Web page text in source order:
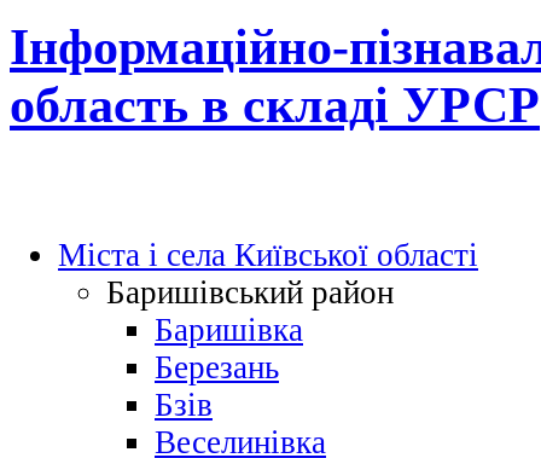
Інформаційно-
область в складі УРСР
Міста і села Київської області
Баришівський район
Баришівка
Березань
Бзів
Веселинівка